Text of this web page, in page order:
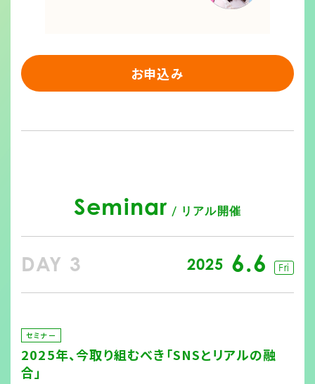
お申込み
Seminar / リアル開催
DAY 3 2025 6.6 Fri
セミナー
2025年、今取り組むべき「SNSとリアルの融
合」